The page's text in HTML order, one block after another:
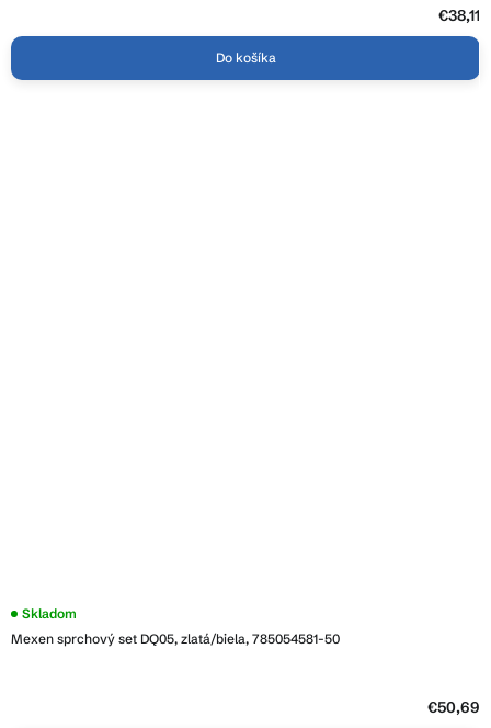
€38,11
Do košíka
Mexen sprchový set DQ05, zlatá/biela, 785054581-50
Skladom
€50,69